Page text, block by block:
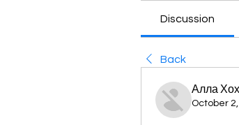
Discussion
Back
Алла
October